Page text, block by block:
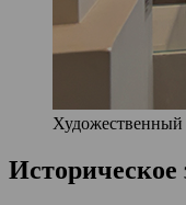
Художественный
Историческое